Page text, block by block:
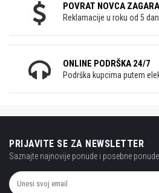
POVRAT NOVCA
Reklamacije u roku od 5
ONLINE PODRŠKA 24/7
Podrška kupcima putem
PRIJAVITE SE ZA NEWSLETTER
Saznajte najnovije ponude i posebne ponude